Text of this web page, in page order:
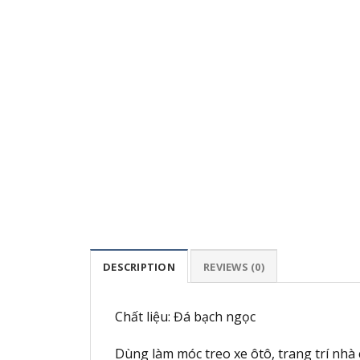
DESCRIPTION REVIEWS (0)
Chất liệu: Đá bạch ngọc
Dùng làm móc treo xe ôtô, trang trí nhà